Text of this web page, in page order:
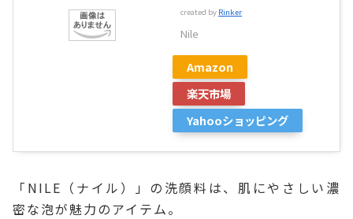
created by Rinker
Nile
Amazon
楽天市場
Yahooショッピング
「NILE（ナイル）」の洗顔料は、肌にやさしい濃
密な泡が魅力のアイテム。